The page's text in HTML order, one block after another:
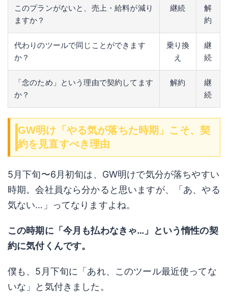
このプランがないと、売上・給料が減り
ますか？
継続
解
約
代わりのツールで同じことができます
か？
乗り換
え
継
続
「念のため」という理由で契約してます
か？
解約
継
続
GW明け「やる気が落ちた時期」こそ、契
約を見直すべき理由
5月下旬〜6月初旬は、GW明けで気分が落ちやすい
時期。会社員なら分かると思いますが、「あ、やる
気ない…」ってなりますよね。
この時期に「今月も払わなきゃ…」という惰性の契
約に気付くんです。
僕も、5月下旬に「あれ、このツール最近使ってな
いな」と気付きました。